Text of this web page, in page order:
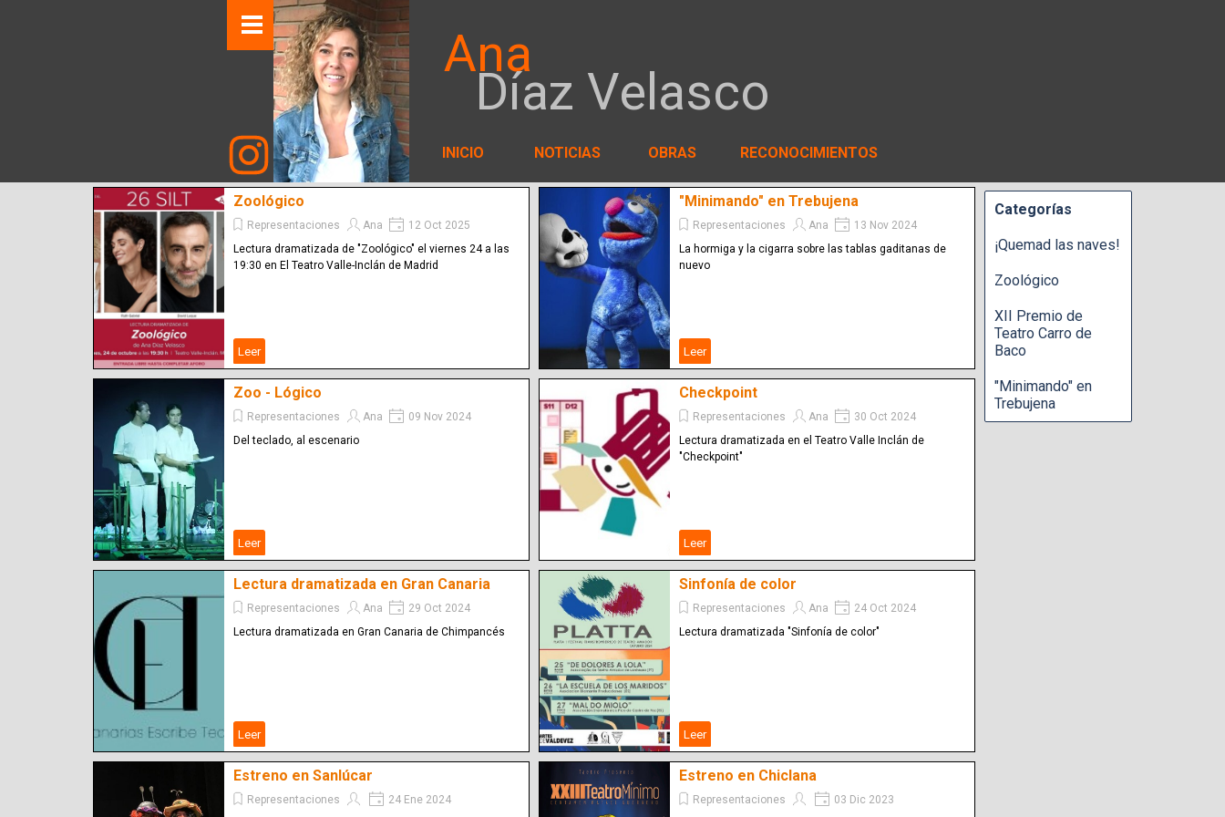
Ana
Díaz Velasco
INICIO NOTICIAS RECONOCIMIENTOS
OBRAS
Zoológico
Representaciones Ana
12 Oct 2025
Lectura dramatizada de "Zoológico" el viernes 24 a las
19:30 en El Teatro Valle-Inclán de Madrid
Leer
"Minimando" en Trebujena
Representaciones Ana
13 Nov 2024
La hormiga y la cigarra sobre las tablas gaditanas de
nuevo
Leer
Zoo - Lógico
Representaciones Ana
09 Nov 2024
Del teclado, al escenario
Leer
Checkpoint
Representaciones Ana
30 Oct 2024
Lectura dramatizada en el Teatro Valle Inclán de
"Checkpoint"
Leer
Lectura dramatizada en Gran Canaria
Representaciones Ana
29 Oct 2024
Lectura dramatizada en Gran Canaria de Chimpancés
Leer
Sinfonía de color
Representaciones Ana
24 Oct 2024
Lectura dramatizada "Sinfonía de color"
Leer
Estreno en Sanlúcar
Representaciones 24 Ene 2024
Estreno en Chiclana
Representaciones 03 Dic 2023
Categorías
¡Quemad las naves!
Zoológico
XII Premio de
Teatro Carro de
Baco
"Minimando" en
Trebujena